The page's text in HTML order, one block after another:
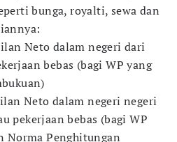
bunga, royalti, sewa dan
Neto dalam negeri dari
bebas (bagi WP yang
Neto dalam negeri negeri
pekerjaan bebas (bagi WP
Norma Penghitungan